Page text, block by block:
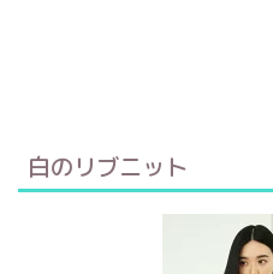
白のリブニット